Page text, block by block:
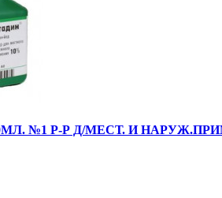
№1 Р-Р Д/МЕСТ. И